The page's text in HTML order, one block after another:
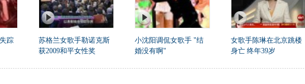
踪
苏格兰女歌手勒诺克斯
获2009和平女性奖
小沈阳调侃女歌手 "结
婚没有啊"
女歌手陈琳在北京跳楼
身亡 终年39岁